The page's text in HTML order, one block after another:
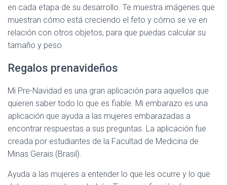
en cada etapa de su desarrollo. Te muestra imágenes que
muestran cómo está creciendo el feto y cómo se ve en
relación con otros objetos, para que puedas calcular su
tamaño y peso.
Regalos prenavideños
Mi Pre-Navidad es una gran aplicación para aquellos que
quieren saber todo lo que es fiable. Mi embarazo es una
aplicación que ayuda a las mujeres embarazadas a
encontrar respuestas a sus preguntas. La aplicación fue
creada por estudiantes de la Facultad de Medicina de
Minas Gerais (Brasil).
Ayuda a las mujeres a entender lo que les ocurre y lo que